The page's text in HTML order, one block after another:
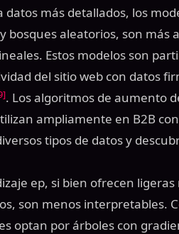
datos más detallados, los
bosques aleatorios, son más
Estos modelos son
del sitio web con datos
. Los algoritmos de aumento
ampliamente en B2B
tipos de datos y
ep, si bien ofrecen
son menos interpretables.
optan por árboles con